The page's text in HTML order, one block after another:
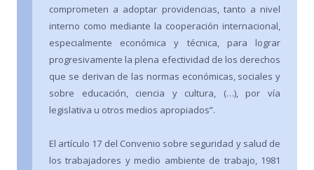
comprometen a adoptar providencias, tanto a nivel
interno como mediante la cooperación internacional,
especialmente económica y técnica, para lograr
progresivamente la plena efectividad de los derechos
que se derivan de las normas económicas, sociales y
sobre educación, ciencia y cultura, (…), por vía
legislativa u otros medios apropiados”.
El artículo 17 del Convenio sobre seguridad y salud de
los trabajadores y medio ambiente de trabajo, 1981